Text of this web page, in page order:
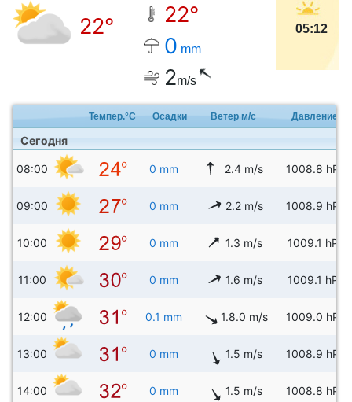
22°
22°
0 mm
2m/s
05:12
Темпер.°C Осадки Ветер м/с Давление
Сегодня
08:00 0 mm 2.4 m/s 1008.8 hPa
09:00 0 mm 2.2 m/s 1008.9 hPa
10:00 0 mm 1.3 m/s 1009.1 hPa
11:00 0 mm 1.6 m/s 1009.1 hPa
12:00 0.1 mm 1.8.0 m/s 1009.0 hPa
13:00 0 mm 1.5 m/s 1008.9 hPa
14:00 0 mm 1.5 m/s 1008.8 hPa